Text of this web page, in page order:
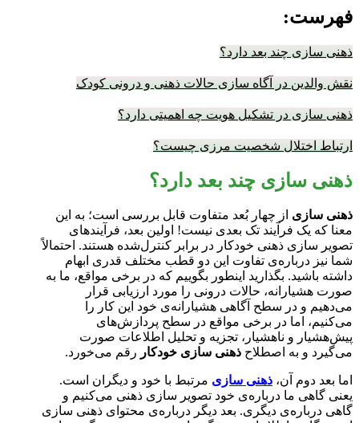
فهرست:
ذهنی سازی چند بعد دارد؟
نقش والدین در آگاه سازی حالات ذهنی و درونی کودک
ذهنی سازی در تشکیل هویت چه اهمیتی دارد؟
ارتباط اختلال شخصیت مرزی چیست؟
ذهنی سازی چند بعد دارد؟
ذهنی سازی از چهار بُعد متفاوت قابل بررسی است؛ به این
معنا که یک فرآیند تک بعدی نیست! اولین بعد، فرآیندهای
تصویر سازی ذهنی خودکار در برابر کنترل‌شده هستند. احتمالاً
شما نیز درباره‌ی تفاوت این دو قطب مختلف قدری ابهام
داشته باشید. بگذارید اینطور بگوییم که در برخی مواقع، ما به
صورت هشیارانه، حالات درونی را مورد ارزیابی قرار
می‌دهیم و در سطح آگاهی هشیارانه‌ی خود این کار را
می‌کنیم، اما در برخی مواقع در سطح پردازش‌های
پیش‌هشیار و ناهشیار، تجزیه و تحلیل اطلاعات صورت
می‌گیرد و به اصطلاح ذهنی سازی خودکار رقم می‌خورد.
اما بعد دوم آن، ذهنی سازی مرتبط با خود و دیگران است.
یعنی گاهی ما درباره‌ی خود تصویر سازی ذهنی می‌کنیم و
گاهی درباره‌ی دیگری. بعد دیگر درباره‌ی محتوای ذهنی سازی